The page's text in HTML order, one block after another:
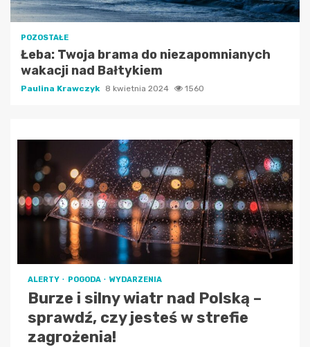
POZOSTAŁE
Łeba: Twoja brama do niezapomnianych
wakacji nad Bałtykiem
Paulina Krawczyk 8 kwietnia 2024 1560
ALERTY POGODA WYDARZENIA
Burze i silny wiatr nad Polską –
sprawdź, czy jesteś w strefie
zagrożenia!